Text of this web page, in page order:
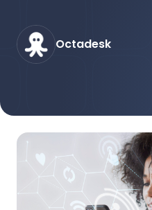
Octadesk